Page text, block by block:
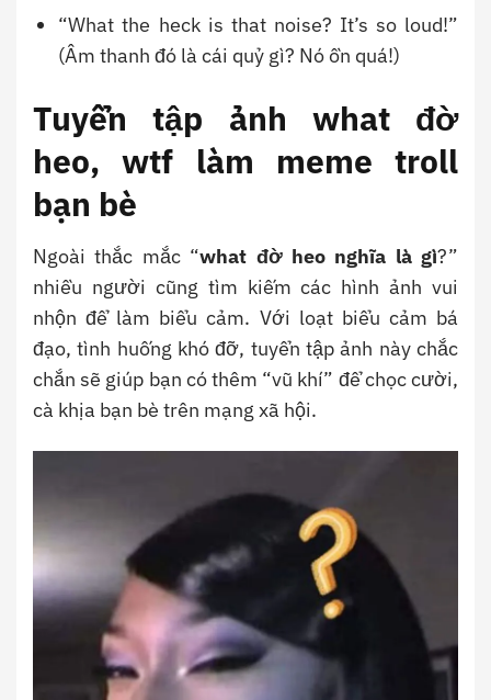
“What the heck is that noise? It’s so loud!”
(Âm thanh đó là cái quỷ gì? Nó ồn quá!)
Tuyển tập ảnh what đờ
heo, wtf làm meme troll
bạn bè
Ngoài thắc mắc “what đờ heo nghĩa là gì?”
nhiều người cũng tìm kiếm các hình ảnh vui
nhộn để làm biểu cảm. Với loạt biểu cảm bá
đạo, tình huống khó đỡ, tuyển tập ảnh này chắc
chắn sẽ giúp bạn có thêm “vũ khí” để chọc cười,
cà khịa bạn bè trên mạng xã hội.